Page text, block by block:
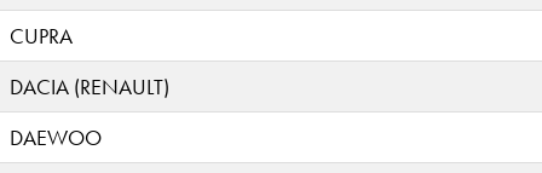
CUPRA
DACIA (RENAULT)
DAEWOO